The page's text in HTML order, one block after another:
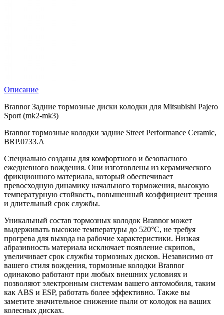
Описание
Brannor Задние тормозные диски колодки для Mitsubishi Pajero
Sport (mk2-mk3)
Brannor тормозные колодки задние Street Performance Ceramic,
BRP.0733.A
Специально созданы для комфортного и безопасного
ежедневного вождения. Они изготовлены из керамического
фрикционного материала, который обеспечивает
превосходную динамику начального торможения, высокую
температурную стойкость, повышенный коэффициент трения
и длительный срок службы.
Уникальный состав тормозных колодок Brannor может
выдерживать высокие температуры до 520°С, не требуя
прогрева для выхода на рабочие характеристики. Низкая
абразивность материала исключает появление скрипов,
увеличивает срок службы тормозных дисков. Независимо от
вашего стиля вождения, тормозные колодки Brannor
одинаково работают при любых внешних условиях и
позволяют электронным системам вашего автомобиля, таким
как ABS и ESP, работать более эффективно. Также вы
заметите значительное снижение пыли от колодок на ваших
колесных дисках.